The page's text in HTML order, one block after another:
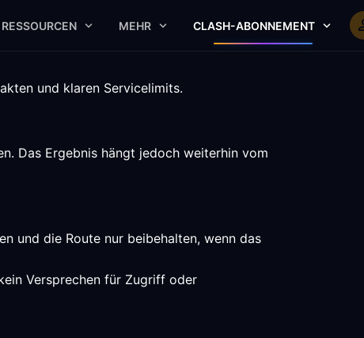
RESSOURCEN MEHR CLASH-ABONNEMENT
und klaren Servicelimits.
Das Ergebnis hängt jedoch weiterhin vom
und die Route nur beibehalten, wenn das
Versprechen für Zugriff oder